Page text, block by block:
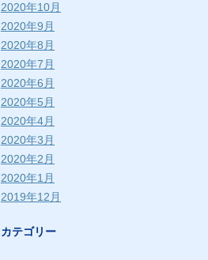
2020年10月
2020年9月
2020年8月
2020年7月
2020年6月
2020年5月
2020年4月
2020年3月
2020年2月
2020年1月
2019年12月
カテゴリー